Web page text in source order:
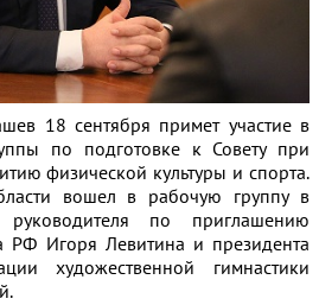
сентября примет участие в
по подготовке к Совету при
физической культуры и спорта.
вошел в рабочую группу в
руководителя по приглашению
РФ Игоря Левитина и президента
художественной гимнастики